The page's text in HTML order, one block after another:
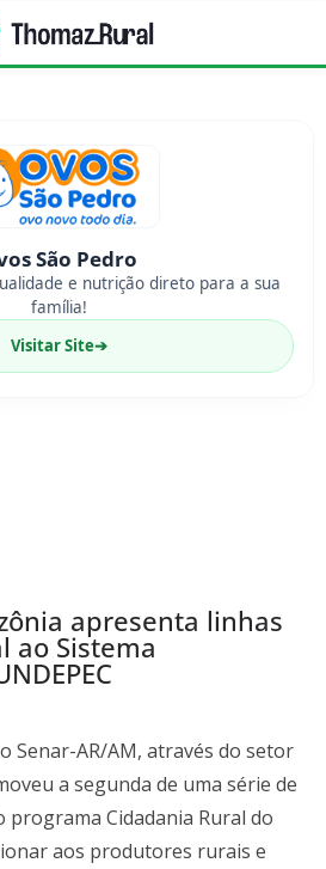
São Pedro
e nutrição direto para a sua
família!
Visitar Site➔
apresenta linhas
ao Sistema
Senar-AR/AM, através do setor
a segunda de uma série de
programa Cidadania Rural do
aos produtores rurais e